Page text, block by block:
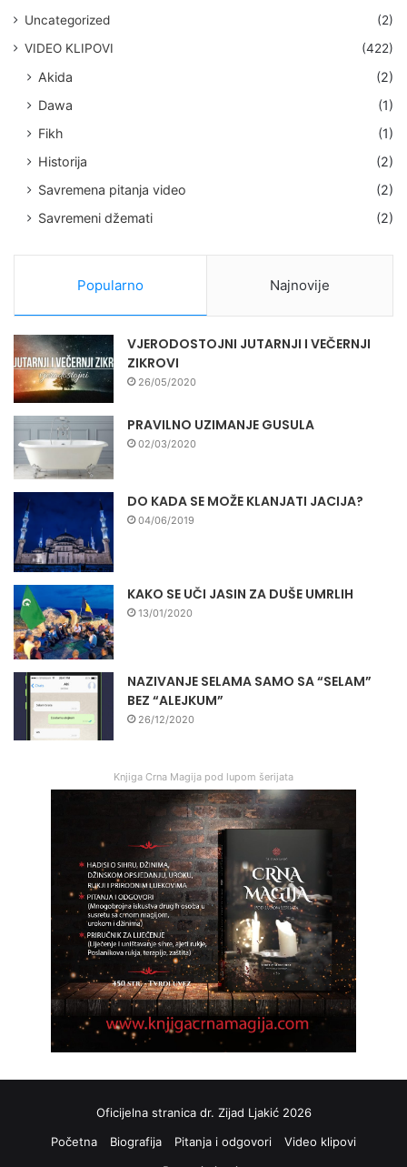
Uncategorized
(2)
VIDEO KLIPOVI
(422)
Akida
(2)
Dawa
(1)
Fikh
(1)
Historija
(2)
Savremena pitanja video
(2)
Savremeni džemati
(2)
Popularno Najnovije
VJERODOSTOJNI JUTARNJI I VEČERNJI
ZIKROVI
26/05/2020
PRAVILNO UZIMANJE GUSULA
02/03/2020
DO KADA SE MOŽE KLANJATI JACIJA?
04/06/2019
KAKO SE UČI JASIN ZA DUŠE UMRLIH
13/01/2020
NAZIVANJE SELAMA SAMO SA “SELAM”
BEZ “ALEJKUM”
26/12/2020
Knjiga Crna Magija pod lupom šerijata
Oficijelna stranica dr. Zijad Ljakić 2026
Početna
Biografija Pitanja i odgovori
Video klipovi